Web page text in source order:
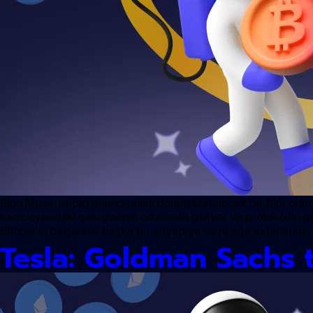
Elon Musk, kripto manzarasını dönüştürebilecek bir fikir
kamuoyundaki çekişmenin ortasında geliyor ve protokolün
Bitcoin'in değerinin başka bir altyapıya veya ağa aktarılması
Tesla: Goldman